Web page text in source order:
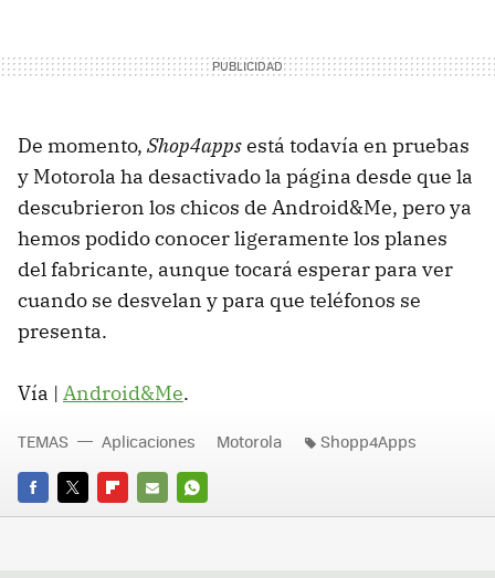
De momento, Shop4appsestá todavía en pruebas
y Motorola ha desactivado la página desde que la
descubrieron los chicos de Android&Me, pero ya
hemos podido conocer ligeramente los planes
del fabricante, aunque tocará esperar para ver
cuando se desvelan y para que teléfonos se
presenta.
Vía | Android&Me.
FACEBOOK
TWITTERFLIPBOARD
E-
WHATSAPP
TEMAS Aplicaciones Motorola Shopp4Apps